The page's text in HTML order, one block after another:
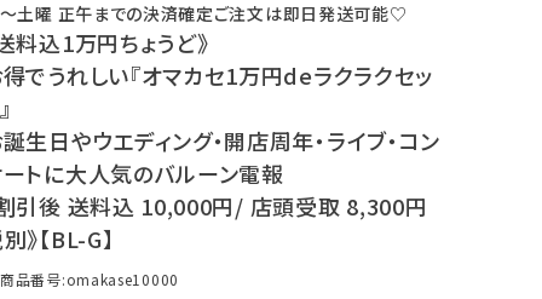
土曜 正午までの決済確定ご注文は即日発送可能♡
料込1万円ちょうど》
でうれしい『オマカセ1万円deラクラクセッ
生日やウエディング・開店周年・ライブ・コン
トに大人気のバルーン電報
引後 送料込 10,000円/ 店頭受取 8,300円
》【BL-G】
商品番号 omakase10000